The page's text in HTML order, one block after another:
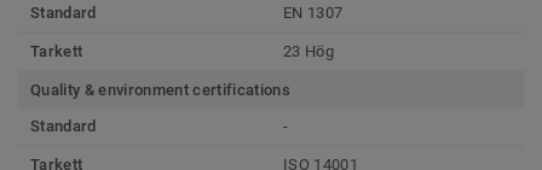
Standard
EN 1307
Tarkett 23 Hög
Quality & environment certifications
Standard
-
Tarkett ISO 14001